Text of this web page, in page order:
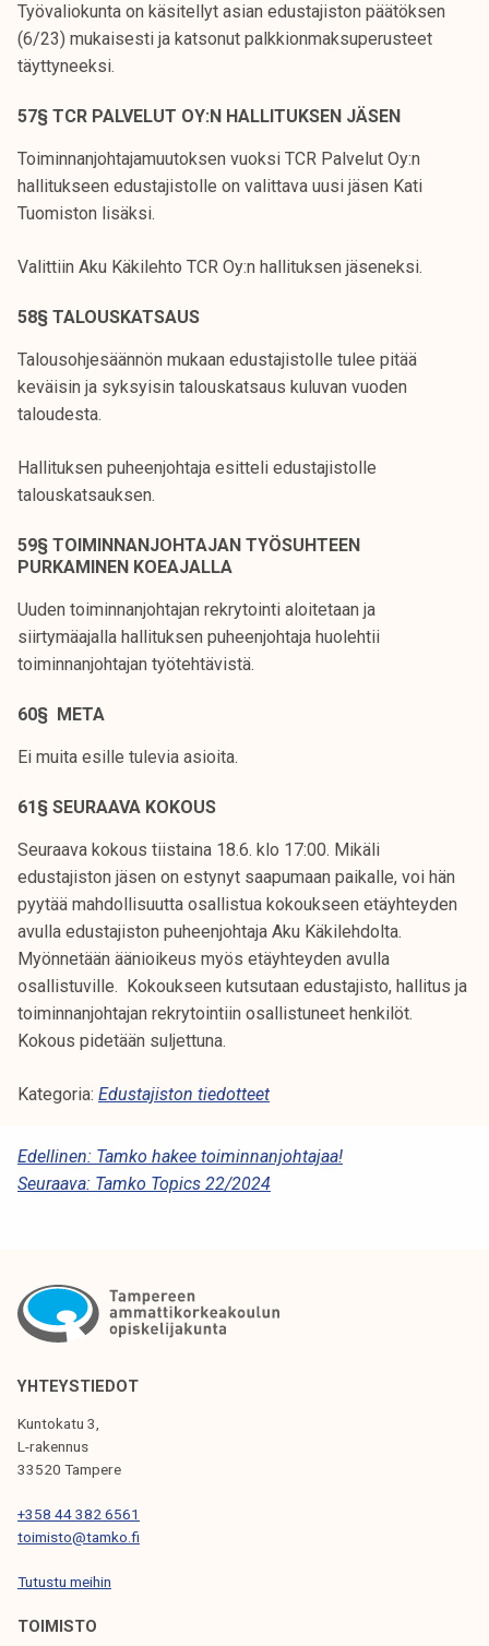
Työvaliokunta on käsitellyt asian edustajiston päätöksen
(6/23) mukaisesti ja katsonut palkkionmaksuperusteet
täyttyneeksi.
57§ TCR PALVELUT OY:N HALLITUKSEN JÄSEN
Toiminnanjohtajamuutoksen vuoksi TCR Palvelut Oy:n
hallitukseen edustajistolle on valittava uusi jäsen Kati
Tuomiston lisäksi.
Valittiin Aku Käkilehto TCR Oy:n hallituksen jäseneksi.
58§ TALOUSKATSAUS
Talousohjesäännön mukaan edustajistolle tulee pitää
keväisin ja syksyisin talouskatsaus kuluvan vuoden
taloudesta.
Hallituksen puheenjohtaja esitteli edustajistolle
talouskatsauksen.
59§ TOIMINNANJOHTAJAN TYÖSUHTEEN
PURKAMINEN KOEAJALLA
Uuden toiminnanjohtajan rekrytointi aloitetaan ja
siirtymäajalla hallituksen puheenjohtaja huolehtii
toiminnanjohtajan työtehtävistä.
60§ META
Ei muita esille tulevia asioita.
61§ SEURAAVA KOKOUS
Seuraava kokous tiistaina 18.6. klo 17:00. Mikäli
edustajiston jäsen on estynyt saapumaan paikalle, voi hän
pyytää mahdollisuutta osallistua kokoukseen etäyhteyden
avulla edustajiston puheenjohtaja Aku Käkilehdolta.
Myönnetään äänioikeus myös etäyhteyden avulla
osallistuville. Kokoukseen kutsutaan edustajisto, hallitus ja
toiminnanjohtajan rekrytointiin osallistuneet henkilöt.
Kokous pidetään suljettuna.
Kategoria: Edustajiston tiedotteet
A
R
K
K
E
L
I
E
N
S
E
L
Edellinen: Tamko hakee toiminnanjohtajaa!
Seuraava: Tamko Topics 22/2024
YHTEYSTIEDOT
Kuntokatu 3,
L-rakennus
33520 Tampere
+358 44 382 6561
toimisto@tamko.fi
Tutustu meihin
TOIMISTO